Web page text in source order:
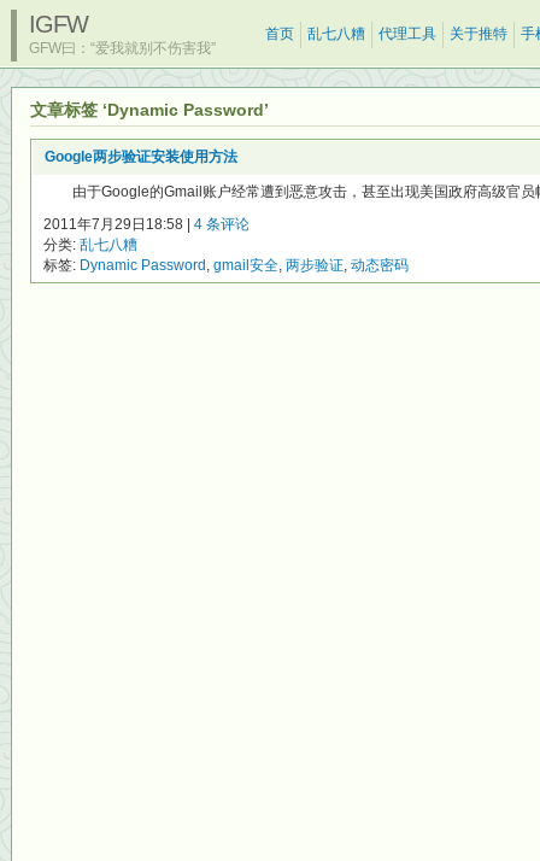
IGFW
GFW曰：“爱我就别不伤害我”
首页 乱七八糟 代理工具 关于推特 手
文章标签 ‘Dynamic Password’
Google两步验证安装使用方法
由于Google的Gmail账户经常遭到恶意攻击，甚至出现美国政府高级官
2011年7月29日18:58 | 4 条评论
分类: 乱七八糟
标签: Dynamic Password , gmail安全, 两步验证, 动态密码